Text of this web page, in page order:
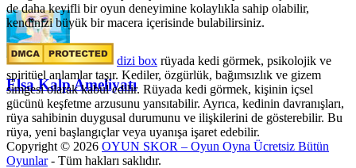
Elsa Kalp Ameliyatı
de daha keyifli bir oyun deneyimine kolaylıkla sahip olabilir,
kendinizi büyük bir macera içerisinde bulabilirsiniz.
dizi box rüyada kedi görmek​, psikolojik ve
spiritüel anlamlar taşır. Kediler, özgürlük, bağımsızlık ve gizem
simgesi olarak kabul edilir. Rüyada kedi görmek, kişinin içsel
gücünü keşfetme arzusunu yansıtabilir. Ayrıca, kedinin davranışları,
rüya sahibinin duygusal durumunu ve ilişkilerini de gösterebilir. Bu
rüya, yeni başlangıçlar veya uyanışa işaret edebilir.
Copyright © 2026 OYUN SKOR – Oyun Oyna Ücretsiz Bütün
Oyunlar- Tüm hakları saklıdır.